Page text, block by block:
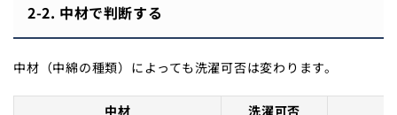
2-2. 中材で判断する
中材（中綿の種類）によっても洗濯可否は変わります。
中材
洗濯可否